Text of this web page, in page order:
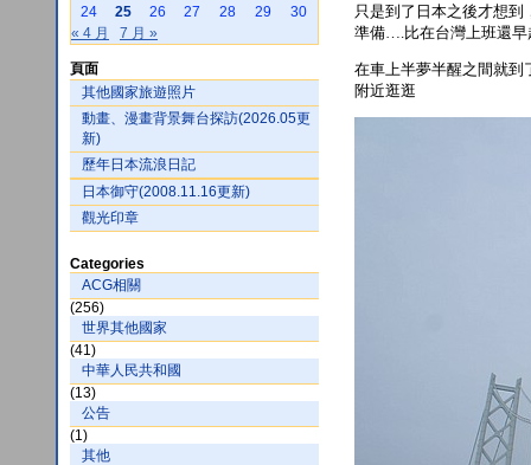
24
25 26 27 28 29
30
« 4 月
7 月 »
頁面
其他國家旅遊照片
動畫、漫畫背景舞台探訪(2026.05更
新)
歷年日本流浪日記
日本御守(2008.11.16更新)
觀光印章
Categories
ACG相關
(256)
世界其他國家
(41)
中華人民共和國
(13)
公告
(1)
其他
只是到了日本之後才想
準備….比在台灣上班還早
在車上半夢半醒之間就到
附近逛逛